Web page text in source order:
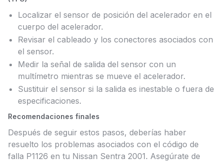
Localizar el sensor de posición del acelerador en el
cuerpo del acelerador.
Revisar el cableado y los conectores asociados con
el sensor.
Medir la señal de salida del sensor con un
multímetro mientras se mueve el acelerador.
Sustituir el sensor si la salida es inestable o fuera de
especificaciones.
Recomendaciones finales
Después de seguir estos pasos, deberías haber
resuelto los problemas asociados con el código de
falla P1126 en tu Nissan Sentra 2001. Asegúrate de